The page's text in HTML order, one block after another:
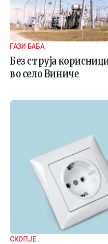
ГАЗИ БАБА
Без струја
во село Виниче
СКОПЈЕ .